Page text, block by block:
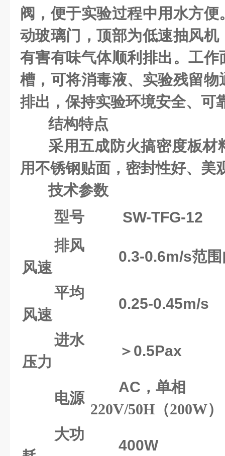
阀，便于实验过程中用水方
动玻璃门，顶部为低速抽风
有害有味气体顺利排出。工
槽，可将消毒液、实验残留
排出，保持实验环境安全、可
结构特点
采用五成防火搞密度板材
用不锈钢贴面，密封性好、美
技术参数
型号
SW-TFG-12
排风
风速
0.3-0.6m/s范
平均
风速
0.25-0.45m/s
进水
压力
＞0.5Pax
电源
AC ，单相
220V/50H （200W）
大功
400W